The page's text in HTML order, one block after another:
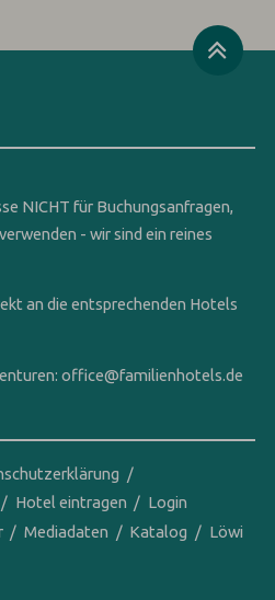
NICHT für Buchungsanfragen,
- wir sind ein reines
an die entsprechenden Hotels
office@familienhotels.de
Hotel eintragen
Login
Mediadaten Katalog
Löwi